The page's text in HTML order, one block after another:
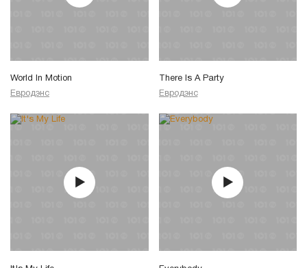
World In Motion
Евродэнс
There Is A Party
Евродэнс